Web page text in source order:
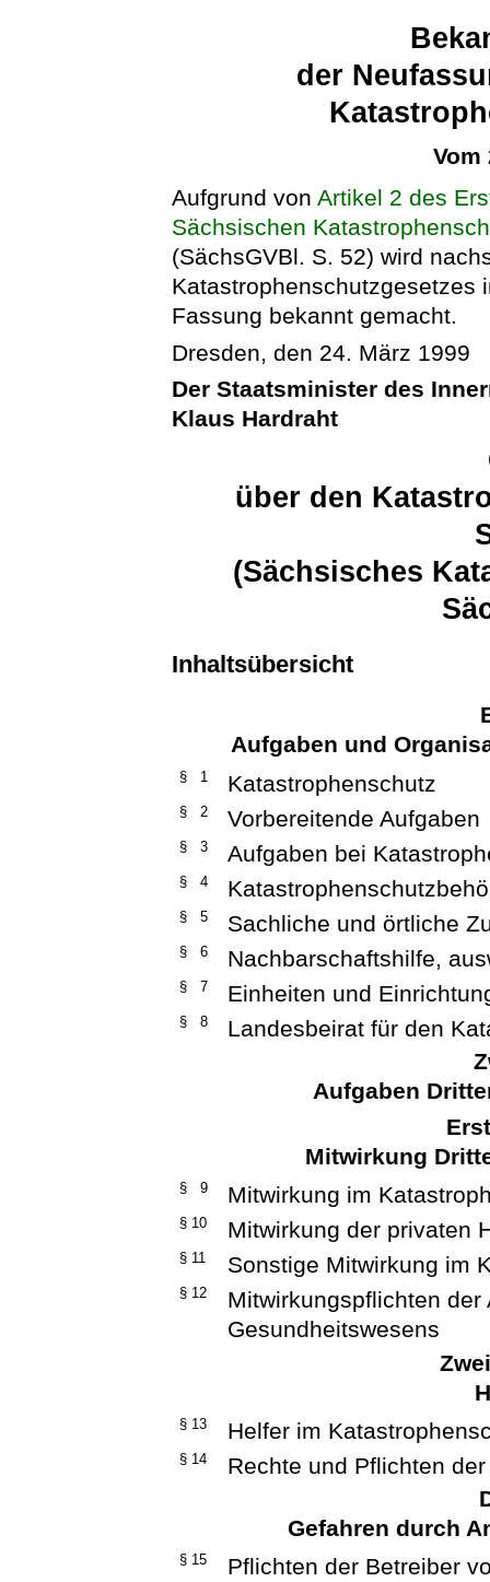
der
Vom
Aufgrund vonArtikel 2 des
Sächsischen
(SächsGVBl. S. 52) wird
Katastrophenschutzgesetzes
Fassung bekannt gemacht.
Dresden, den 24. März 1999
Der Staatsminister des
Klaus Hardraht
über den
(Sächsisches
Inhaltsübersicht
Aufgaben und
§ 1 Katastrophenschutz
§ 2 Vorbereitende Aufgaben
§ 3 Aufgaben bei
§ 4
§ 5 Sachliche und örtliche
§ 6 Nachbarschaftshilfe,
§ 7 Einheiten und
§ 8
Landesbeirat für den
Aufgaben
Mitwirkung
§ 9 Mitwirkung im
§ 10 Mitwirkung der privaten
§ 11 Sonstige Mitwirkung im
§ 12
Mitwirkungspflichten
Gesundheitswesens
§ 13 Helfer im
§ 14
Rechte und Pflichten
Gefahren durch
§ 15
Pflichten der Betreiber